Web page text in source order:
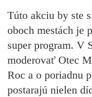
Túto akciu by ste
oboch mestách je
super program. V
moderovať Otec
Roc a o poriadnu
postarajú nielen